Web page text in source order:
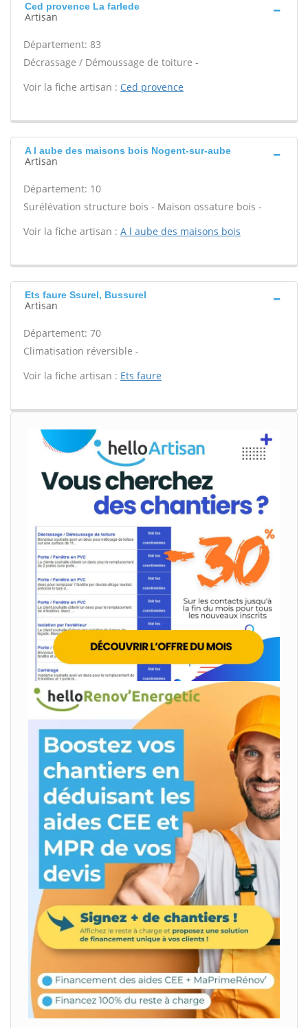
Ced provence La farlede
Artisan
Département: 83
Décrassage / Démoussage de toiture -
Voir la fiche artisan : Ced provence
A l aube des maisons bois Nogent-sur-aube
Artisan
Département: 10
Surélévation structure bois - Maison ossature bois -
Voir la fiche artisan : A l aube des maisons bois
Ets faure Ssurel, Bussurel
Artisan
Département: 70
Climatisation réversible -
Voir la fiche artisan : Ets faure